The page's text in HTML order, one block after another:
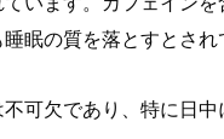
眠の質を落とすとされ
可欠であり、特に日